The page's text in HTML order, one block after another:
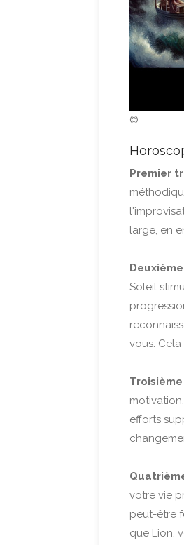
©
Premier
large, en
Soleil
vous.
efforts
votre vie
peut-être
que Lion,